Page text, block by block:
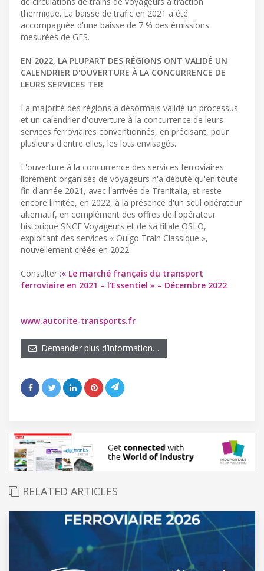
thermique. La baisse de trafic en 2021 a été
accompagnée d'une baisse de 7 % des émissions
mesurées de GES.
EN 2022, LA PLUPART DES RÉGIONS ONT VALIDÉ UN
CALENDRIER D'OUVERTURE À LA CONCURRENCE DE
LEURS SERVICES TER
La majorité des régions a désormais validé un processus
et un calendrier d'ouverture à la concurrence de leurs
services ferroviaires conventionnés, en précisant, pour
plusieurs d'entre elles, les lots envisagés.
L'ouverture à la concurrence des services ferroviaires
librement organisés de voyageurs n'a débuté qu'en toute
fin d'année 2021, avec l'arrivée de Trenitalia, et reste
encore limitée, en 2022, à la présence d'un seul opérateur
alternatif, en complément des offres de l'opérateur
historique SNCF Voyageurs et de sa filiale OSLO,
exploitant des services « Ouigo Train Classique »,
nouvellement créée en 2022.
Consulter :« Le marché français du transport
ferroviaire en 2021 – l'Essentiel » – Décembre 2022
www.autorite-transports.fr
Demander plus d’information…
RELATED ARTICLES